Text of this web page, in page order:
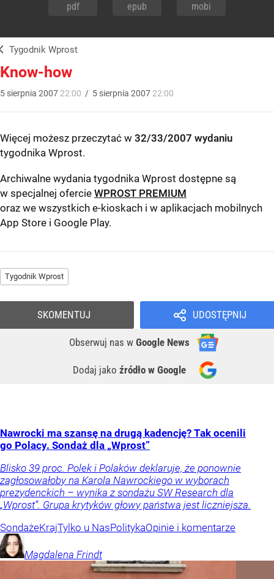
pdf epub mobi
Tygodnik Wprost
Know-how
5 sierpnia 2007 22:00 / 5 sierpnia 2007 22:00
Więcej możesz przeczytać w 32/33/2007 wydaniu
tygodnika Wprost.
Archiwalne wydania tygodnika Wprost dostępne są
w specjalnej ofercie WPROST PREMIUM
oraz we wszystkich e-kioskach i w aplikacjach mobilnych
App Store i Google Play.
Tygodnik Wprost
UDOSTĘPNIJ
Obserwuj nas w Google News
Dodaj jako źródło w Google
SKOMENTUJ
Nawrocki ma szansę na drugą kadencję? Tak ocenili
go Polacy. Sondaż dla „Wprost”
Blisko 39 proc. Polek i Polaków deklaruje, że ponownie
zagłosowałoby na Karola Nawrockiego w wyborach
prezydenckich – wynika z sondażu SW Research dla
„Wprost”. Grupa krytyków głowy państwa jest liczniejsza.
SondażeKrajTylko u NasPolitykaOpinie i komentarze
Magdalena Frindt